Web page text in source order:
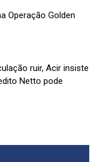
Operação Golden
ruir, Acir insiste
Netto pode